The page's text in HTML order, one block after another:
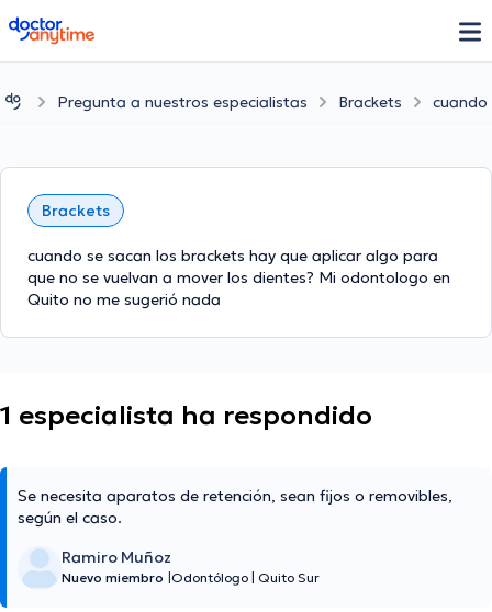
doctoranytime
Pregunta a nuestros especialistas Brackets cuando
Brackets
cuando se sacan los brackets hay que aplicar algo para
que no se vuelvan a mover los dientes? Mi odontologo en
Quito no me sugerió nada
1 especialista ha respondido
Se necesita aparatos de retención, sean fijos o removibles,
según el caso.
Ramiro Muñoz
Nuevo miembro Odontólogo Quito Sur